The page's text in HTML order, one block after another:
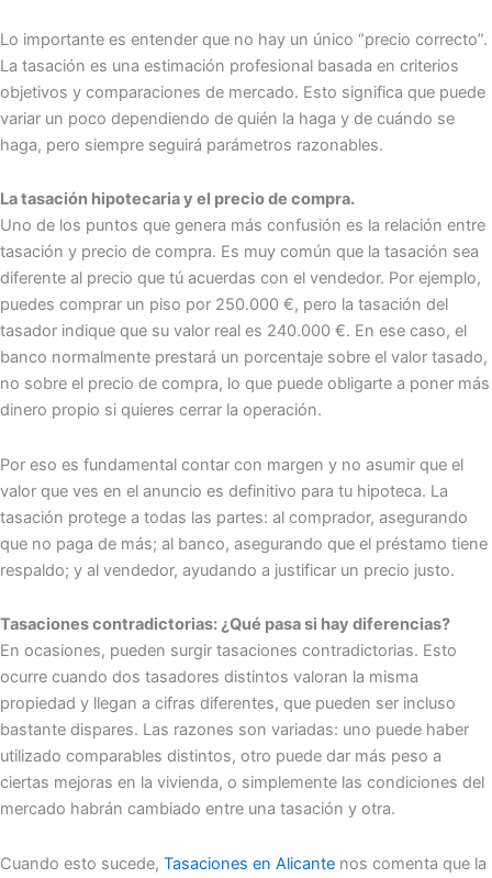
Lo importante es entender que no hay un único “precio correcto”.
La tasación es una estimación profesional basada en criterios
objetivos y comparaciones de mercado. Esto significa que puede
variar un poco dependiendo de quién la haga y de cuándo se
haga, pero siempre seguirá parámetros razonables.
La tasación hipotecaria y el precio de compra.
Uno de los puntos que genera más confusión es la relación entre
tasación y precio de compra. Es muy común que la tasación sea
diferente al precio que tú acuerdas con el vendedor. Por ejemplo,
puedes comprar un piso por 250.000 €, pero la tasación del
tasador indique que su valor real es 240.000 €. En ese caso, el
banco normalmente prestará un porcentaje sobre el valor tasado,
no sobre el precio de compra, lo que puede obligarte a poner más
dinero propio si quieres cerrar la operación.
Por eso es fundamental contar con margen y no asumir que el
valor que ves en el anuncio es definitivo para tu hipoteca. La
tasación protege a todas las partes: al comprador, asegurando
que no paga de más; al banco, asegurando que el préstamo tiene
respaldo; y al vendedor, ayudando a justificar un precio justo.
Tasaciones contradictorias: ¿Qué pasa si hay diferencias?
En ocasiones, pueden surgir tasaciones contradictorias. Esto
ocurre cuando dos tasadores distintos valoran la misma
propiedad y llegan a cifras diferentes, que pueden ser incluso
bastante dispares. Las razones son variadas: uno puede haber
utilizado comparables distintos, otro puede dar más peso a
ciertas mejoras en la vivienda, o simplemente las condiciones del
mercado habrán cambiado entre una tasación y otra.
Cuando esto sucede, Tasaciones en Alicante nos comenta que la